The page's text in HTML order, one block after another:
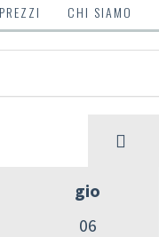
CHI SIAMO
gio
06